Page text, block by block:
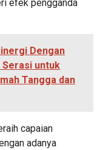
efek pengganda
Dengan
Serasi untuk
Tangga dan
capaian
adanya